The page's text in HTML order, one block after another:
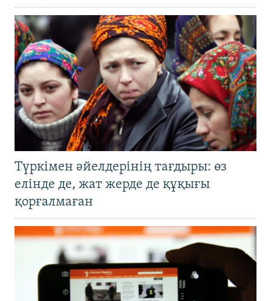
Түркімен әйелдерінің тағдыры: өз
елінде де, жат жерде де құқығы
қорғалмаған